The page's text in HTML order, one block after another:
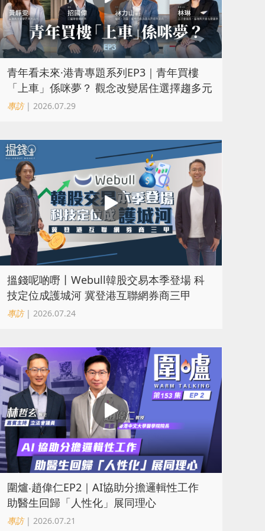
青年看未來·港青專題系列EP3｜青年買樓
「上車」係咪夢？ 觀念改變居住選擇趨多元
專訪| 2026.07.29
搵錢呢啲嘢丨Webull韓股交易本季登場 科
技定位成護城河 冀登港互聯網券商三甲
專訪| 2026.07.24
圍爐‧趙偉仁EP2｜AI協助分擔邏輯性工作
助醫生回歸「人性化」展同理心
專訪| 2026.07.21